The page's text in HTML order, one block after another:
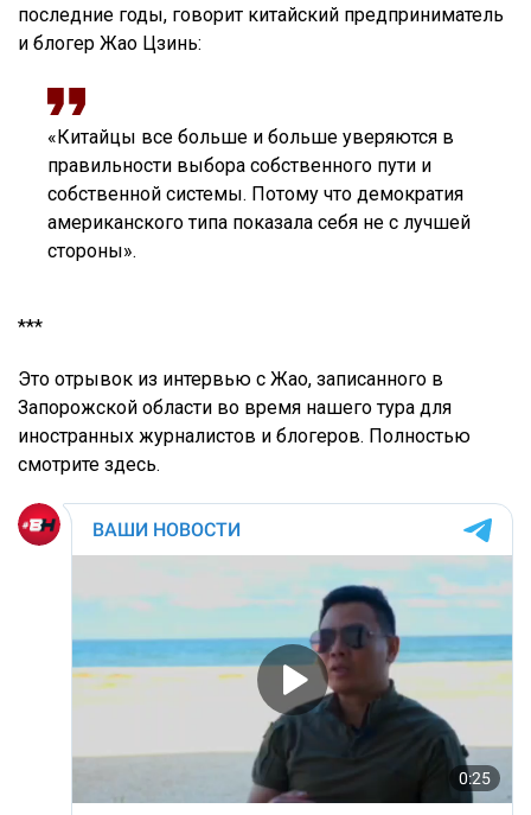
последние годы, говорит китайский предприниматель
и блогер Жао Цзинь:
«Китайцы все больше и больше уверяются в
правильности выбора собственного пути и
собственной системы. Потому что демократия
американского типа показала себя не с лучшей
стороны».
***
Это отрывок из интервью с Жао, записанного в
Запорожской области во время нашего тура для
иностранных журналистов и блогеров. Полностью
смотрите здесь.